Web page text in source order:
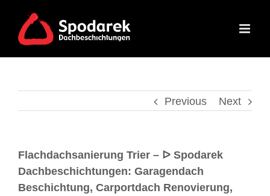
Previous Next
Flachdachsanierung Trier – ᐅ Spodarek
Dachbeschichtungen: Garagendach
Beschichtung, Carportdach Renovierung,